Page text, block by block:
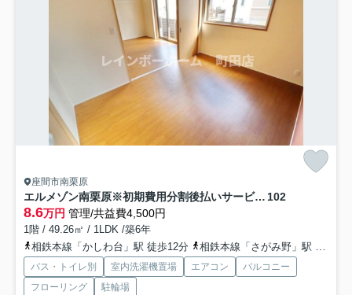
座間市南栗原
エルメゾン南栗原※初期費用分割後払いサービス利用可能物件 102
8.6万円 管理/共益費4,500円
1階 / 49.26㎡ / 1LDK /築6年
相鉄本線「かしわ台」駅 徒歩12分
相鉄本線「さがみ野」駅 徒歩15分
バス・トイレ別 室内洗濯機置場 エアコン
バルコニー
フローリング
駐輪場